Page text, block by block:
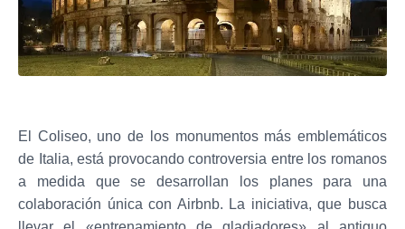
El Coliseo, uno de los monumentos más emblemáticos
de Italia, está provocando controversia entre los romanos
a medida que se desarrollan los planes para una
colaboración única con Airbnb. La iniciativa, que busca